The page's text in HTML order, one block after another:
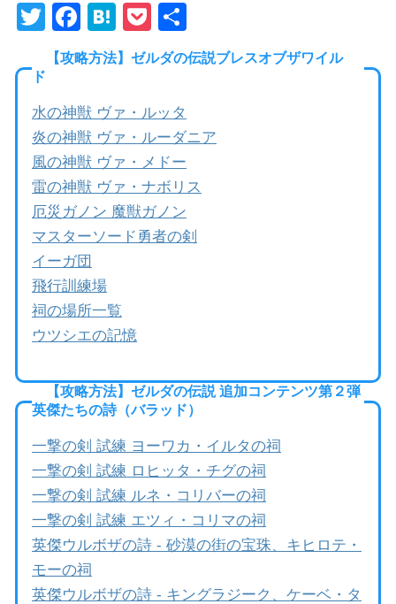
T
wi
tt
er
F
a
c
e
b
o
o
k
H
at
e
n
a
P
o
ck
et
有
【攻略方法】ゼルダの伝説ブレスオブザワイル
ド
水の神獣 ヴァ・ルッタ
炎の神獣 ヴァ・ルーダニア
風の神獣 ヴァ・メドー
雷の神獣 ヴァ・ナボリス
厄災ガノン 魔獣ガノン
マスターソード勇者の剣
イーガ団
飛行訓練場
祠の場所一覧
ウツシエの記憶
【攻略方法】ゼルダの伝説 追加コンテンツ第２弾
英傑たちの詩（バラッド）
一撃の剣 試練 ヨーワカ・イルタの祠
一撃の剣 試練 ロヒッタ・チグの祠
一撃の剣 試練 ルネ・コリバーの祠
一撃の剣 試練 エツィ・コリマの祠
英傑ウルボザの詩 - 砂漠の街の宝珠、キヒロテ・
モーの祠
英傑ウルボザの詩 - キングラジーク、ケーベ・タ